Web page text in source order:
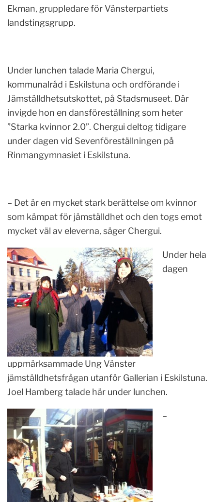
Ekman, gruppledare för Vänsterpartiets
landstingsgrupp.
Under lunchen talade Maria Chergui,
kommunalråd i Eskilstuna och ordförande i
Jämställdhetsutskottet, på Stadsmuseet. Där
invigde hon en dansföreställning som heter
”Starka kvinnor 2.0”. Chergui deltog tidigare
under dagen vid Sevenföreställningen på
Rinmangymnasiet i Eskilstuna.
– Det är en mycket stark berättelse om kvinnor
som kämpat för jämställdhet och den togs emot
mycket väl av eleverna, säger Chergui.
Under hela
dagen
uppmärksammade Ung Vänster
jämställdhetsfrågan utanför Gallerian i Eskilstuna.
Joel Hamberg talade här under lunchen.
–